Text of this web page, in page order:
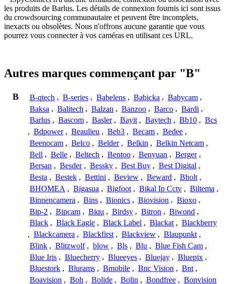
les produits de Barlus. Les détails de connexion fournis ici sont issus
du crowdsourcing communautaire et peuvent être incomplets,
inexacts ou obsolètes. Nous n'offrons aucune garantie que vous
pourrez vous connecter à vos caméras en utilisant ces URL.
Autres marques commençant par "B"
B B-qtech , B-series , Babelens , Babicka , Babycam ,
Baksa , Balitech , Balzan , Banzoo , Barco , Bardi ,
Barlus , Bascom , Basler , Bayit , Baytech , Bb10 , Bcs
, Bdpower , Beaulieu , Beb3 , Becam , Bedee ,
Beenocam , Belco , Belder , Belkin , Belkin Netcam ,
Bell , Belle , Beltech , Bentoo , Benyuan , Berger ,
Bersan , Besder , Bessky , Best Buy , Best Digital ,
Besta , Bestek , Bettini , Beview , Beward , Bholt ,
BHOMEA , Bigasua , Bigfoot , Bikal Ip Cctv , Biltema ,
Binnencamera , Bins , Bionics , Biovision , Bioxo ,
Bip-2 , Bipcam , Biqu , Birdsy , Bitron , Biwond ,
Black , Black Eagle , Black Label , Blackat , Blackberry
, Blackcamera , Blackfirst , Blackview , Blaupunkt ,
Blink , Blitzwolf , blow , Bls , Blu , Blue Fish Cam ,
Blue Iris , Bluecherry , Blueeyes , Bluejay , Bluepix ,
Bluestork , Blurams , Bmobile , Bnc Vision , Bnt ,
Boavision , Boh , Bolide , Bolin , Bondfree , Bonvision